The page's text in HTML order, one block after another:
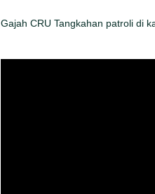
Gajah CRU Tangkahan patroli di